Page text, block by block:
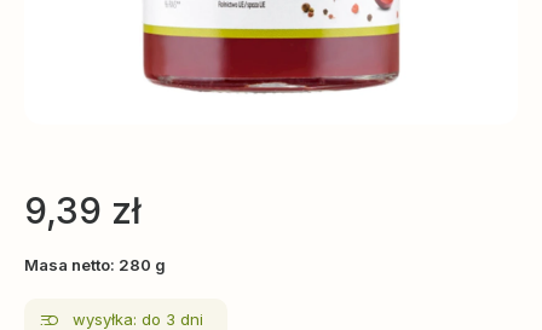
9,39 zł
Masa netto: 280 g
wysyłka: do 3 dni